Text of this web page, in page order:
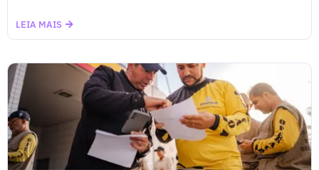
LEIA MAIS